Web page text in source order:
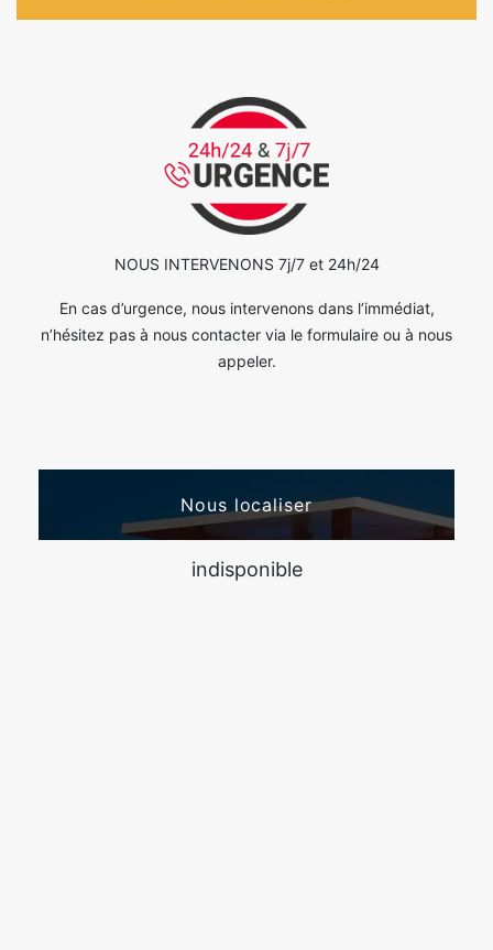
NOUS INTERVENONS 7j/7 et 24h/24
En cas d’urgence, nous intervenons dans l’immédiat,
n’hésitez pas à nous contacter via le formulaire ou à nous
appeler.
Nous localiser
indisponible